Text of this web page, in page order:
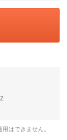
はできません。